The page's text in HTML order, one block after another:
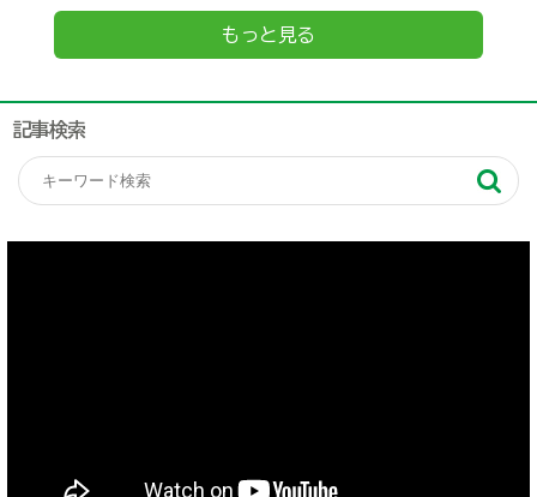
もっと見る
記事検索